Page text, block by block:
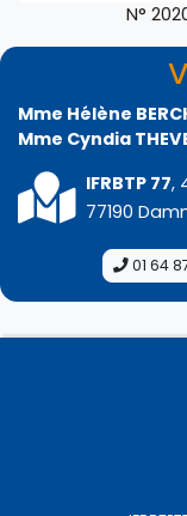
N°
Mme Hélène
Mme Cyndia
IFRBTP 77,
77190
01 64